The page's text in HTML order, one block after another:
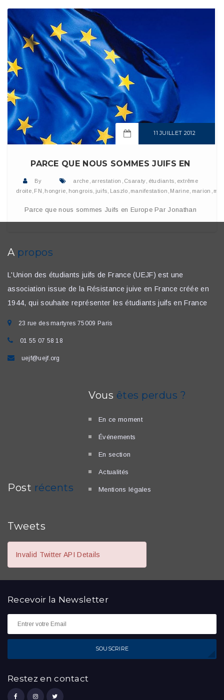
11 JUILLET 2012
PARCE QUE NOUS SOMMES JUIFS EN
By arche arrestation Csaraty étudiants extrême
droite FN hongrie hongrois juifs Laszlo manifestation Marine marion
Parce que nous sommes Juifs en Europe Par Jonathan
A propos
L'Union des étudiants juifs de France (UEJF) est une
association issue de la Résistance juive en France créée en
1944, qui souhaite représenter les étudiants juifs en France
23 rue des martyres 75009 Paris
01 55 07 58 18
uejf@uejf.org
Post récents
Vous êtes perdus ?
En ce moment
Événements
En section
Actualités
Mentions légales
Tweets
Invalid Twitter API Details
Recevoir la Newsletter
SOUSCRIRE
Restez en contact